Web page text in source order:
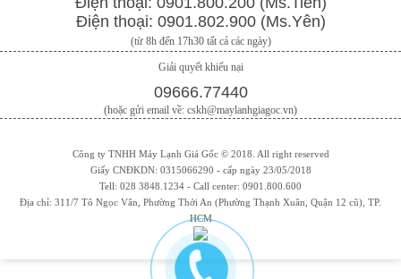
Điện thoại: 0901.802.900 (Ms.Yên)
(từ 8h đến 17h30 tất cả các ngày)
Giải quyết khiếu nại
09666.77440
(hoặc gửi email về: cskh@maylanhgiagoc.vn)
Công ty TNHH Máy Lạnh Giá Gốc © 2018. All right reserved
Giấy CNĐKDN: 0315066290 - cấp ngày 23/05/2018
Tell: 028 3848.1234 - Call center: 0901.800.600
Địa chỉ: 311/7 Tô Ngọc Vân, Phường Thới An (Phường Thạnh Xuân, Quận 12 cũ), TP.
HCM